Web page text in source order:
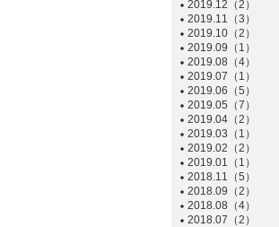
2019.12（2）
2019.11（3）
2019.10（2）
2019.09（1）
2019.08（4）
2019.07（1）
2019.06（5）
2019.05（7）
2019.04（2）
2019.03（1）
2019.02（2）
2019.01（1）
2018.11（5）
2018.09（2）
2018.08（4）
2018.07（2）